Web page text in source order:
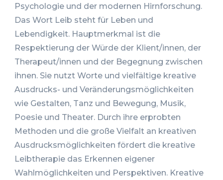
Psychologie und der modernen Hirnforschung.
Das Wort Leib steht für Leben und
Lebendigkeit. Hauptmerkmal ist die
Respektierung der Würde der Klient/innen, der
Therapeut/innen und der Begegnung zwischen
ihnen. Sie nutzt Worte und vielfältige kreative
Ausdrucks- und Veränderungsmöglichkeiten
wie Gestalten, Tanz und Bewegung, Musik,
Poesie und Theater. Durch ihre erprobten
Methoden und die große Vielfalt an kreativen
Ausdrucksmöglichkeiten fördert die kreative
Leibtherapie das Erkennen eigener
Wahlmöglichkeiten und Perspektiven. Kreative